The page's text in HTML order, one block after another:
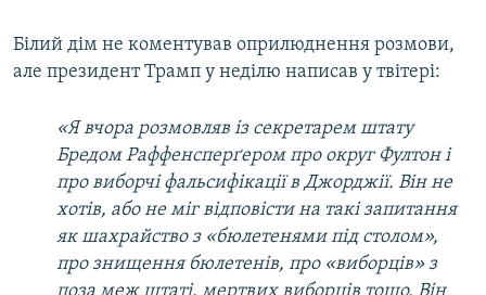
Білий дім не коментував оприлюднення розмови,
але президент Трамп у неділю написав у твітері:
«Я вчора розмовляв із секретарем штату
Бредом Раффенсперґером про округ Фултон і
про виборчі фальсифікації в Джорджії. Він не
хотів, або не міг відповісти на такі запитання
як шахрайство з «бюлетенями під столом»,
про знищення бюлетенів, про «виборців» з
поза меж штаті, мертвих виборців тощо. Він